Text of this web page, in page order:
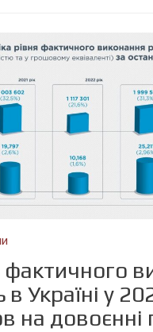
фактичного
в Україні у
на довоєнні